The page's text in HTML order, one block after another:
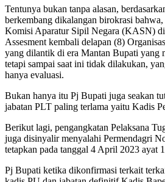
Tentunya bukan tanpa alasan,
berkembang dikalangan birokrasi
Komisi Aparatur Sipil Negara (KASN)
Assesment kembali delapan (8)
yang dilantik di era Mantan Bupati yang
tetapi sampai saat ini tidak dilakukan,
hanya evaluasi.
Bukan hanya itu Pj Bupati juga seakan
jabatan PLT paling terlama yaitu Kadis
Berikut lagi, pengangkatan Pelaksana
juga disinyalir menyalahi Permendagri
tetapkan pada tanggal 4 April 2023 ayat
Pj Bupati ketika dikonfirmasi terkait